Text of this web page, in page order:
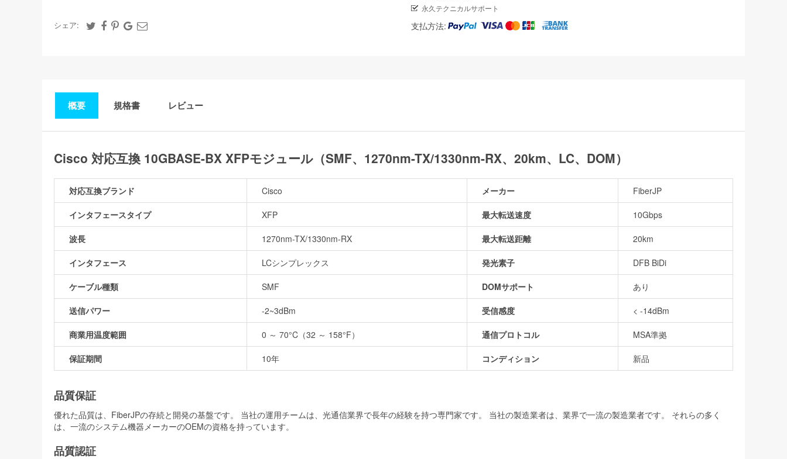
シェア:
永久テクニカルサポート
支払方法:
概要 規格書 レビュー
Cisco 対応互換 10GBASE-BX XFPモジュール（SMF、1270nm-TX/1330nm-RX、20km、LC、DOM）
対応互換ブランド Cisco メーカー FiberJP
インタフェースタイプ XFP 最大転送速度 10Gbps
波長 1270nm-TX/1330nm-RX 最大転送距離 20km
インタフェース LCシンプレックス 発光素子 DFB BiDi
ケーブル種類 SMF DOMサポート あり
送信パワー -2~3dBm 受信感度 < -14dBm
商業用温度範囲 0 ～ 70°C（32 ～ 158°F） 通信プロトコル MSA準拠
保証期間 10年 コンディション 新品
品質保証
優れた品質は、FiberJPの存続と開発の基盤です。 当社の運用チームは、光通信業界で長年の経験を持つ専門家です。 当社の製造業者は、業界で一流の製造業者です。 それらの多く
は、一流のシステム機器メーカーのOEMの資格を持っています。
品質認証